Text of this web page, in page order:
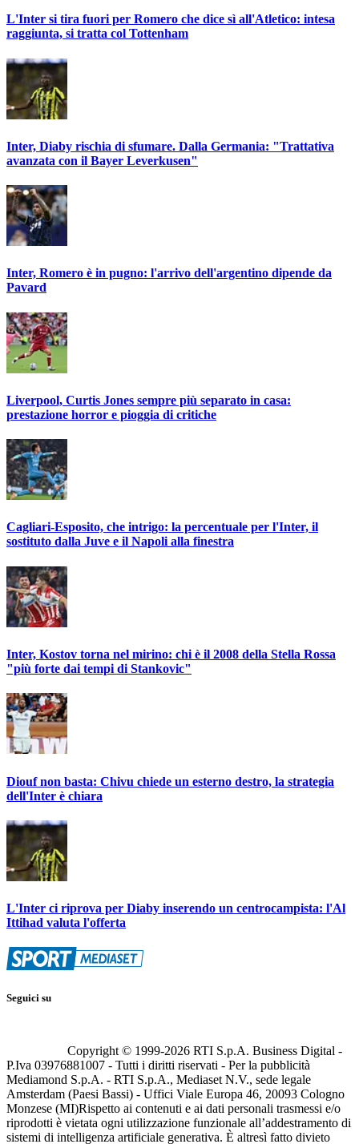
L'Inter si tira fuori per Romero che dice sì all'Atletico: intesa
raggiunta, si tratta col Tottenham
Inter, Diaby rischia di sfumare. Dalla Germania: "Trattativa
avanzata con il Bayer Leverkusen"
Inter, Romero è in pugno: l'arrivo dell'argentino dipende da
Pavard
Liverpool, Curtis Jones sempre più separato in casa:
prestazione horror e pioggia di critiche
Cagliari-Esposito, che intrigo: la percentuale per l'Inter, il
sostituto dalla Juve e il Napoli alla finestra
Inter, Kostov torna nel mirino: chi è il 2008 della Stella Rossa
"più forte dai tempi di Stankovic"
Diouf non basta: Chivu chiede un esterno destro, la strategia
dell'Inter è chiara
L'Inter ci riprova per Diaby inserendo un centrocampista: l'Al
Ittihad valuta l'offerta
Seguici su
Copyright © 1999-2026 RTI S.p.A. Business Digital -
P.Iva 03976881007 - Tutti i diritti riservati - Per la pubblicità
Mediamond S.p.A. - RTI S.p.A., Mediaset N.V., sede legale
Amsterdam (Paesi Bassi) - Uffici Viale Europa 46, 20093 Cologno
Monzese (MI)Rispetto ai contenuti e ai dati personali trasmessi e/o
riprodotti è vietata ogni utilizzazione funzionale all’addestramento di
sistemi di intelligenza artificiale generativa. È altresì fatto divieto